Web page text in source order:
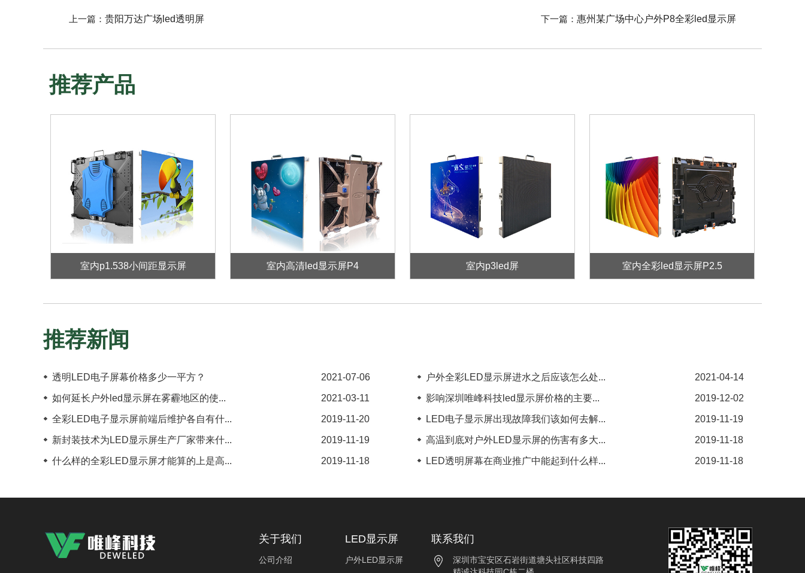
上一篇： 贵阳万达广场led透明屏 下一篇： 惠州某广场中心户外P8全彩led显示屏
推荐产品
室内p1.538小间距显示屏 室内高清led显示屏P4 室内p3led屏 室内全彩led显示屏P2.5
推荐新闻
透明LED电子屏幕价格多少一平方？ 2021-07-06 户外全彩LED显示屏进水之后应该怎么处... 2021-04-14
如何延长户外led显示屏在雾霾地区的使... 2021-03-11 影响深圳唯峰科技led显示屏价格的主要... 2019-12-02
全彩LED电子显示屏前端后维护各自有什... 2019-11-20 LED电子显示屏出现故障我们该如何去解... 2019-11-19
新封装技术为LED显示屏生产厂家带来什... 2019-11-19 高温到底对户外LED显示屏的伤害有多大... 2019-11-18
什么样的全彩LED显示屏才能算的上是高... 2019-11-18 LED透明屏幕在商业推广中能起到什么样... 2019-11-18
关于我们
公司介绍
LED显示屏
户外LED显示屏
联系我们
深圳市宝安区石岩街道塘头社区科技四路